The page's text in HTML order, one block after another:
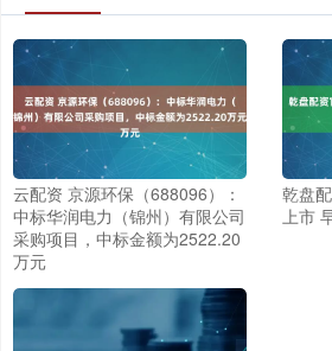
云配资 京源环保（688096）：
中标华润电力（锦州）有限公司
采购项目，中标金额为2522.20
万元
乾盘
上市